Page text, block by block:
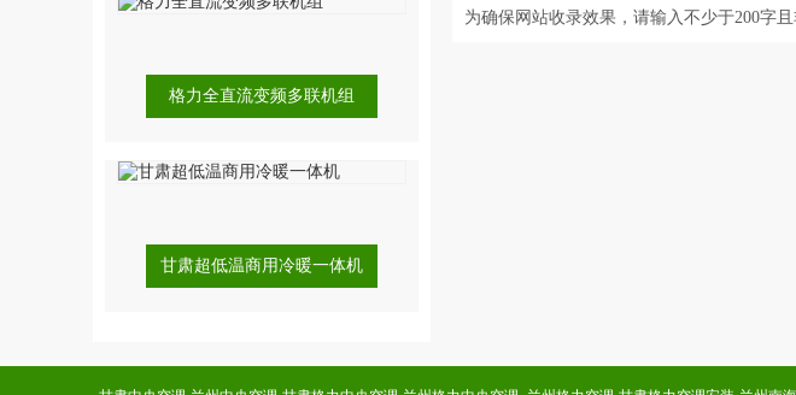
为确保网站收录效果，请输入不少于200字且
格力全直流变频多联机组
甘肃超低温商用冷暖一体机